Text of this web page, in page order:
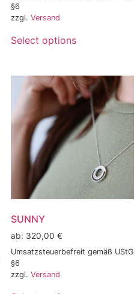
§6
zzgl. Versand
Select options
SUNNY
ab: 320,00 €
Umsatzsteuerbefreit gemäß UStG
§6
zzgl. Versand